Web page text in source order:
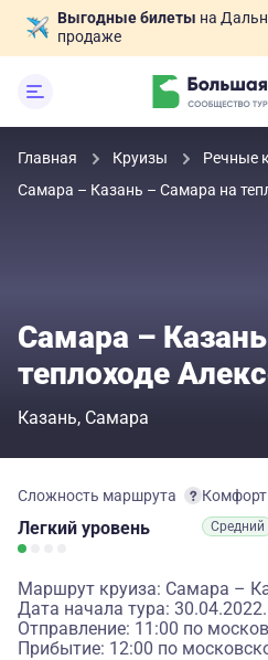
Выгодные билеты на
продаже
Главная Круизы
Речные
Самара – Казань – Самара на
Самара –
теплоходе
Казань Самара
Сложность маршрута
Легкий уровень
Комфорт
Средний
Маршрут круиза: Самара –
Дата начала тура: 30.04.2022.
Отправление: 11:00 по
Прибытие: 12:00 по